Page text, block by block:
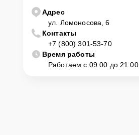
Адрес
ул. Ломоносова, 6
Контакты
+7 (800) 301-53-70
Время работы
Работаем с 09:00 до 21:00